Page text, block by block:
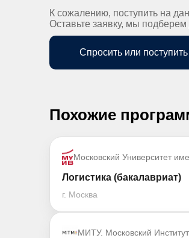
К сожалению, поступить на
Оставьте заявку, мы
Спросить или поступить
Похожие
Московский Университет
Логистика (бакалавриат)
г. Москва
МИТУ. Московский